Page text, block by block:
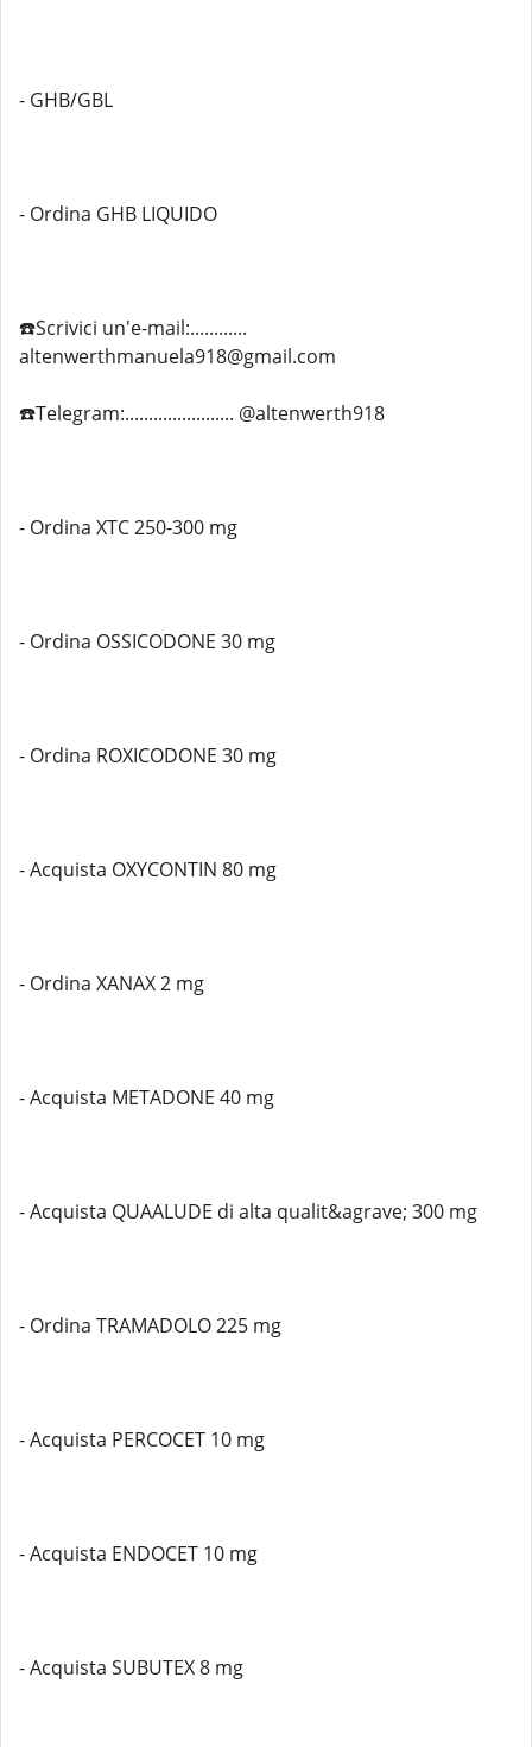
- GHB/GBL
- Ordina GHB LIQUIDO
☎️Scrivici un'e-mail:............
altenwerthmanuela918@gmail.com
☎️Telegram:....................... @altenwerth918
- Ordina XTC 250-300 mg
- Ordina OSSICODONE 30 mg
- Ordina ROXICODONE 30 mg
- Acquista OXYCONTIN 80 mg
- Ordina XANAX 2 mg
- Acquista METADONE 40 mg
- Acquista QUAALUDE di alta qualit&agrave; 300 mg
- Ordina TRAMADOLO 225 mg
- Acquista PERCOCET 10 mg
- Acquista ENDOCET 10 mg
- Acquista SUBUTEX 8 mg